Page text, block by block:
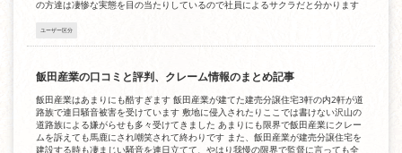
の方達は凄惨な実態を目の当たりしているので社員によるサクラだと分かります
ユーザー区分
飯田産業の口コミと評判、クレーム情報のまとめ記事
飯田産業はあまりにも酷すぎます 飯田産業が建てた建売分譲住宅3軒の内2軒が道
路族で連日騒音被害を受けています 敷地に侵入されたりここでは書けない沢山の
道路族による嫌がらせも多々受けてきました あまりにも限界で飯田産業にクレー
ムを訴えても馬鹿にされ嘲笑されて終わりです また、飯田産業が建売分譲住宅を
建設する時も凄まじい騒音を連日立てて、やはり我慢の限界で監督に言っても全